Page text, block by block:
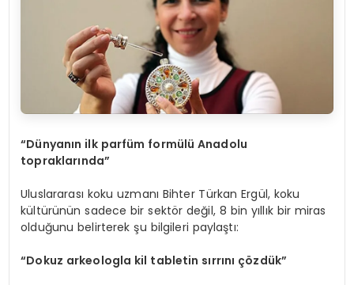
“Dünyanın ilk parfüm formülü Anadolu
topraklarında”
Uluslararası koku uzmanı Bihter Türkan Ergül, koku
kültürünün sadece bir sektör değil, 8 bin yıllık bir miras
olduğunu belirterek şu bilgileri paylaştı:
“Dokuz arkeologla kil tabletin sırrını çözdük”